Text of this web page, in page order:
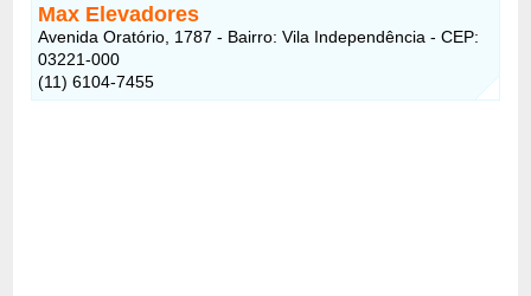
Max Elevadores
Avenida Oratório, 1787 - Bairro: Vila Independência - CEP:
03221-000
(11) 6104-7455